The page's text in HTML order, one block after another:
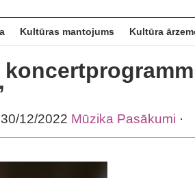
Kultūras mantojums Kultūra
30/12/2022 Mūzika Pasākumi ·